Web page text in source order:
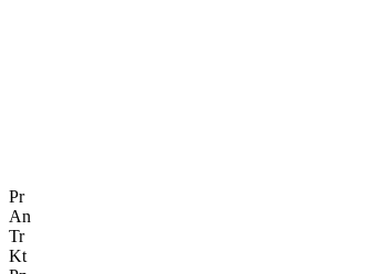
Pr
An
Tr
Kt